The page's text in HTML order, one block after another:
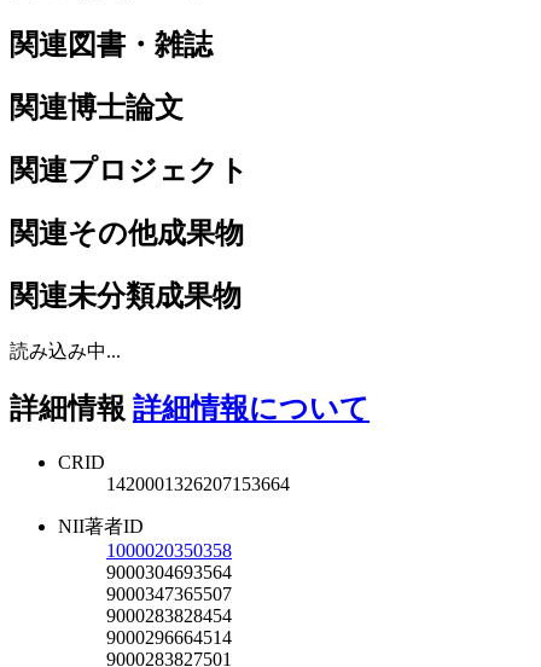
関連図書・雑誌
関連博士論文
関連プロジェクト
関連その他成果物
関連未分類成果物
読み込み中...
詳細情報 詳細情報について
CRID
1420001326207153664
NII著者ID
1000020350358
9000304693564
9000347365507
9000283828454
9000296664514
9000283827501